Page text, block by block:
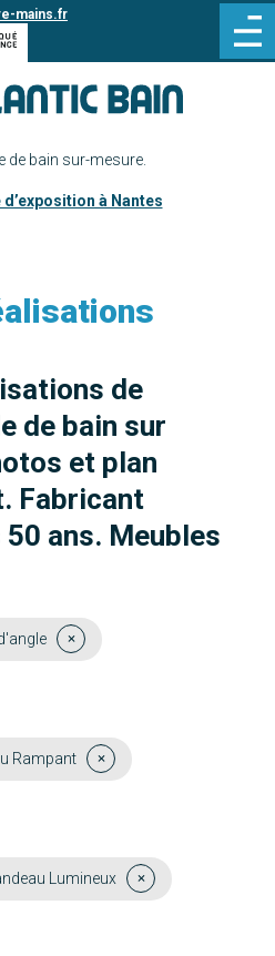
mains.fr
de bain sur-mesure.
à Nantes
de
de bain sur
et plan
Fabricant
ans. Meubles
Rampant
Lumineux